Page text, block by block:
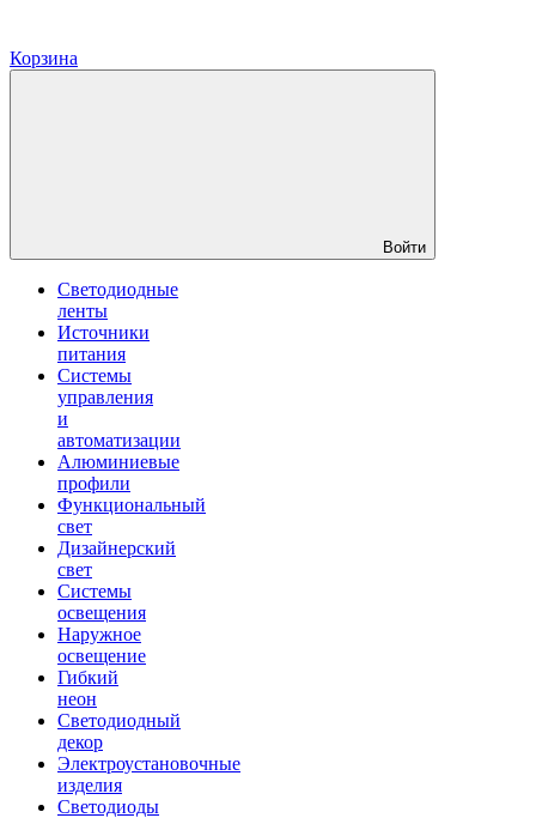
Корзина
Войти
Светодиодные
ленты
Источники
питания
Системы
управления
и
автоматизации
Алюминиевые
профили
Функциональный
свет
Дизайнерский
свет
Системы
освещения
Наружное
освещение
Гибкий
неон
Светодиодный
декор
Электроустановочные
изделия
Светодиоды